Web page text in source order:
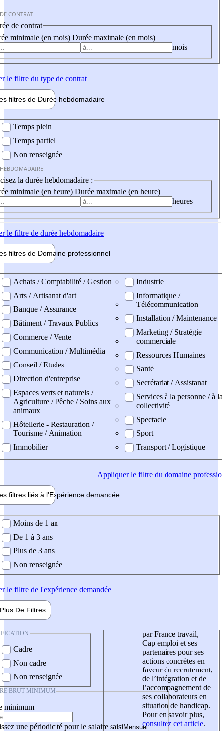
CONTRAT
de contrat
minimale (en mois) Durée maximale (en mois)
mois
le filtre du type de contrat
filtres de Durée hebdomadaire
Temps plein
Temps partiel
Non renseignée
la durée hebdomadaire :
minimale (en heure) Durée maximale (en heure)
heures
le filtre de durée hebdomadaire
filtres de Domaine professionnel
professionel
Achats / Comptabilité / Gestion
Arts / Artisanat d'art
Banque / Assurance
Bâtiment / Travaux Publics
Commerce / Vente
Communication / Multimédia
Conseil / Etudes
Direction d'entreprise
Espaces verts et naturels /
Agriculture / Pêche / Soins aux
animaux
Hôtellerie - Restauration /
Tourisme / Animation
Immobilier
Industrie
Informatique /
Télécommunication
Installation / Maintenance
Marketing / Stratégie
commerciale
Ressources Humaines
Santé
Secrétariat / Assistanat
Services à la personne / à la
collectivité
Spectacle
Sport
Transport / Logistique
Appliquerle filtre du domaine
filtres liés à l'Expérience demandée
demandée
Moins de 1 an
De 1 à 3 ans
Plus de 3 ans
Non renseignée
le filtre de l'expérience demandée
Plus De Filtres
Cadre
Non cadre
Non renseignée
BRUT MINIMUM
minimum
une périodicité pour le salaire saisi
par France travail,
Cap emploi et ses
partenaires pour ses
actions concrètes en
faveur du recrutement,
de l’intégration et de
l’accompagnement de
ses collaborateurs en
situation de handicap.
Pour en savoir plus,
consultez cet article.